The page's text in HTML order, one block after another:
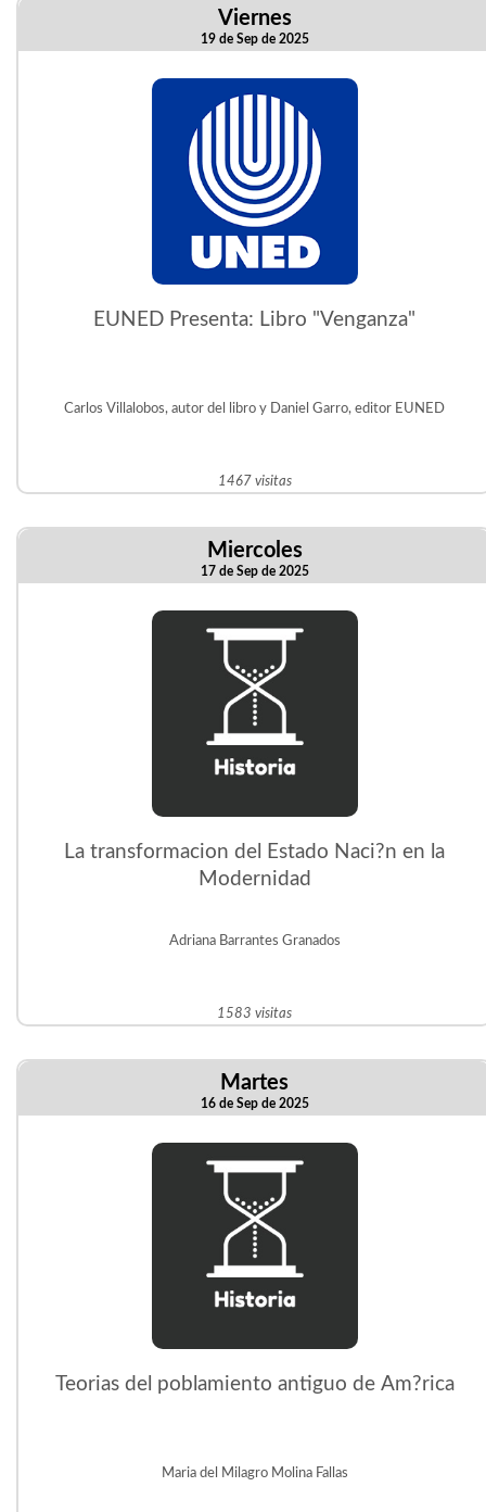
Viernes
19 de Sep de 2025
EUNED Presenta: Libro "Venganza"
Carlos Villalobos, autor del libro y Daniel Garro, editor EUNED
1467 visitas
Miercoles
17 de Sep de 2025
La transformacion del Estado Naci?n en la
Modernidad
Adriana Barrantes Granados
1583 visitas
Martes
16 de Sep de 2025
Teorias del poblamiento antiguo de Am?rica
Maria del Milagro Molina Fallas